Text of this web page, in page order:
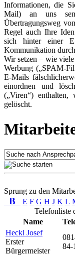
Informationen, die
Mail) an uns
Übertragungsweg
Regel auch Ihre
sich hinter einer E-
Kommunikation
Wir setzen – wie
Werbung („SPAM-
E-Mails
einordnen und
(„Viren“)
gelöscht.
Sprung zu den
B E F G H J K L
Telefonliste
Name
Heckl Josef
Erster
Bürgermeister
84-